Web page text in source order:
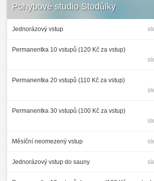
Pohybové studio Stodůlky
Jednorázový vstup
Permanentka 10 vstupů (120 Kč za vstup)
Permanentka 20 vstupů (110 Kč za vstup)
Permanentka 30 vstupů (100 Kč za vstup)
Měsíční neomezený vstup
Jednorázový vstup do sauny